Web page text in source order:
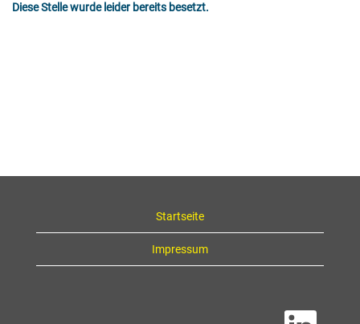
Diese Stelle wurde leider bereits besetzt.
Startseite
Impressum
W